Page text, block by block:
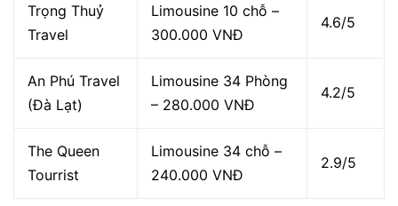
Trọng Thuỷ
Travel
Limousine 10 chỗ –
300.000 VNĐ
4.6/5
An Phú Travel
(Đà Lạt)
Limousine 34 Phòng
– 280.000 VNĐ
4.2/5
The Queen
Tourrist
Limousine 34 chỗ –
240.000 VNĐ
2.9/5